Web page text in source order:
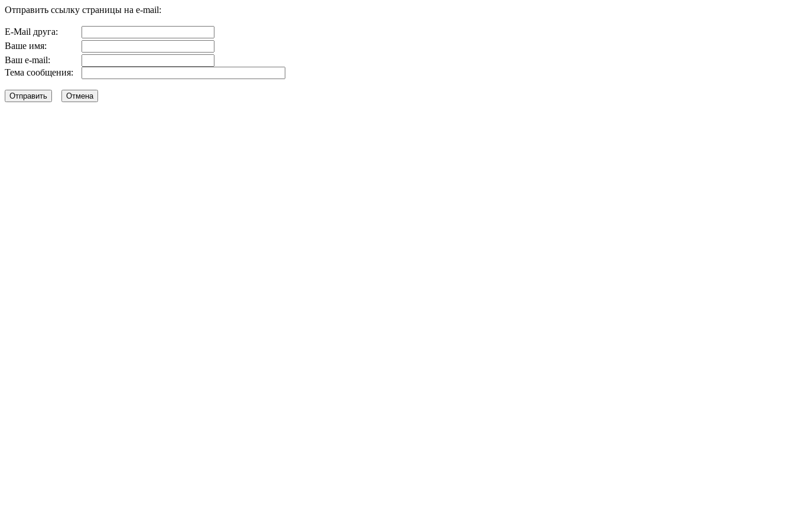
Отправить ссылку страницы на e-mail:
E-Mail друга:
Ваше имя:
Ваш e-mail:
Тема сообщения: